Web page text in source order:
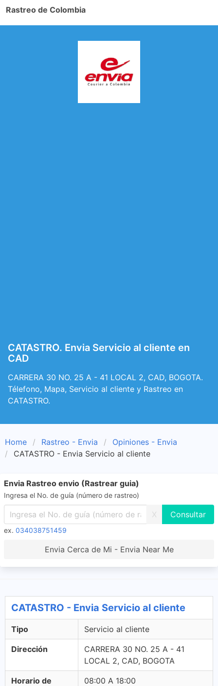
Rastreo de Colombia
CATASTRO. Envia Servicio al cliente en
CAD
CARRERA 30 NO. 25 A - 41 LOCAL 2, CAD, BOGOTA.
Télefono, Mapa, Servicio al cliente y Rastreo en
CATASTRO.
Home Rastreo - Envia
Opiniones - Envia
CATASTRO - Envia Servicio al cliente
Envia Rastreo envio (Rastrear guia)
Ingresa el No. de guía (número de rastreo)
X
ex. 034038751459
Envia Cerca de Mi - Envia Near Me
CATASTRO - Envia Servicio al cliente
Tipo Servicio al cliente
Dirección
CARRERA 30 NO. 25 A - 41
LOCAL 2, CAD, BOGOTA
Horario de
08:00 A 18:00